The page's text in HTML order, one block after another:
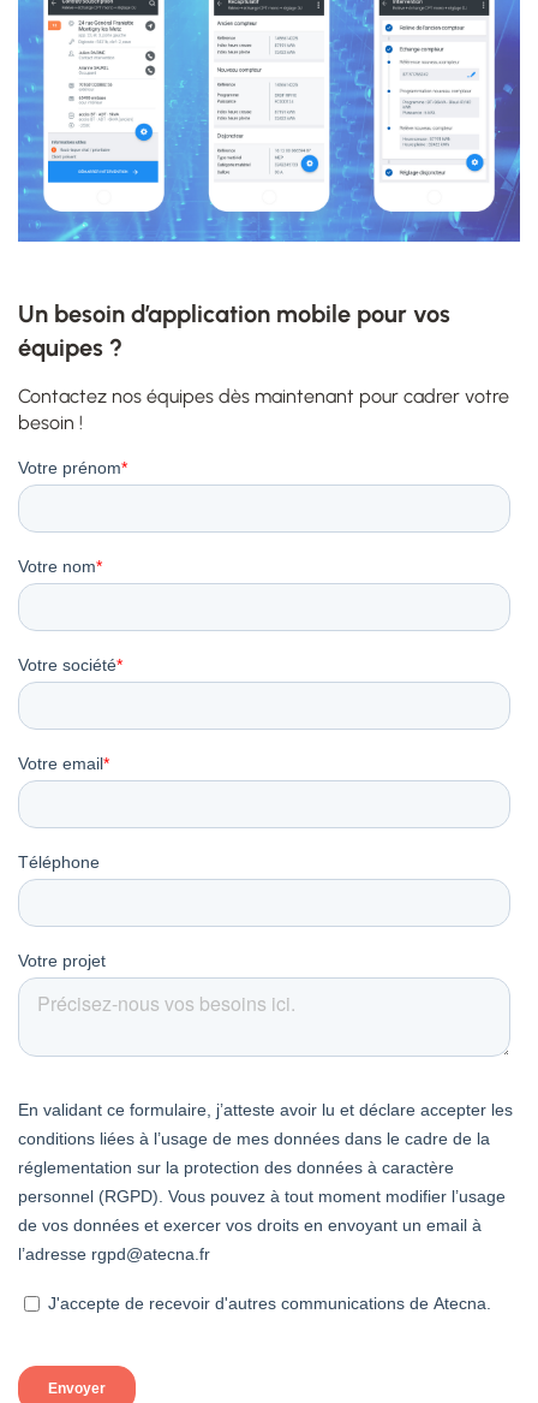
Un besoin d’application mobile pour vos
équipes ?
Contactez nos équipes dès maintenant pour cadrer votre
besoin !